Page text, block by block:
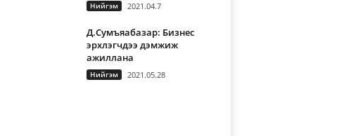
Нийгэм 2021.04.7
Д.Сумъяабазар: Бизнес
эрхлэгчдээ дэмжиж
ажиллана
Нийгэм 2021.05.28